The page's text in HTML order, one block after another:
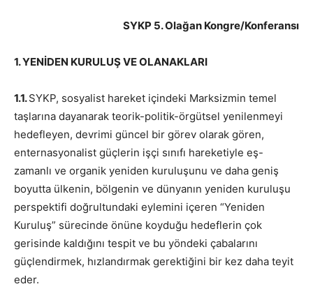
SYKP 5. Olağan Kongre/Konferansı
1. YENİDEN KURULUŞ VE OLANAKLARI
1.1.SYKP, sosyalist hareket içindeki Marksizmin temel
taşlarına dayanarak teorik-politik-örgütsel yenilenmeyi
hedefleyen, devrimi güncel bir görev olarak gören,
enternasyonalist güçlerin işçi sınıfı hareketiyle eş-
zamanlı ve organik yeniden kuruluşunu ve daha geniş
boyutta ülkenin, bölgenin ve dünyanın yeniden kuruluşu
perspektifi doğrultundaki eylemini içeren “Yeniden
Kuruluş” sürecinde önüne koyduğu hedeflerin çok
gerisinde kaldığını tespit ve bu yöndeki çabalarını
güçlendirmek, hızlandırmak gerektiğini bir kez daha teyit
eder.